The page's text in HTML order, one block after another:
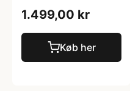
1.499,00 kr
Køb her